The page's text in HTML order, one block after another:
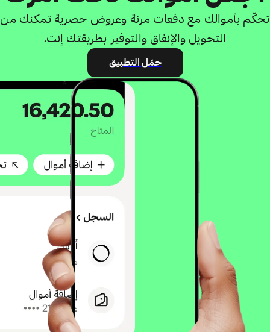
تحكّم بأموالك مع دفعات مرنة وعروض حصرية تمكنك من
التحويل والإنفاق والتوفير بطريقتك إنت.
حمّل التطبيق